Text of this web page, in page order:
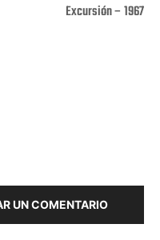
Excursión – 1967
UN COMENTARIO